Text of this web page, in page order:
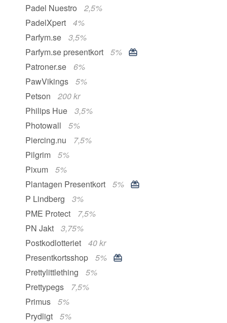
Padel Nuestro
2,5%
PadelXpert
4%
Parfym.se
3,5%
Parfym.se presentkort
5%
Patroner.se
6%
PawVikings
5%
Petson
200 kr
Philips Hue
3,5%
Photowall
5%
Piercing.nu
7,5%
Pilgrim
5%
Pixum
5%
Plantagen Presentkort
5%
P Lindberg
3%
PME Protect
7,5%
PN Jakt
3,75%
Postkodlotteriet
40 kr
Presentkortsshop
5%
Prettylittlething
5%
Prettypegs
7,5%
Primus
5%
Prydligt
5%